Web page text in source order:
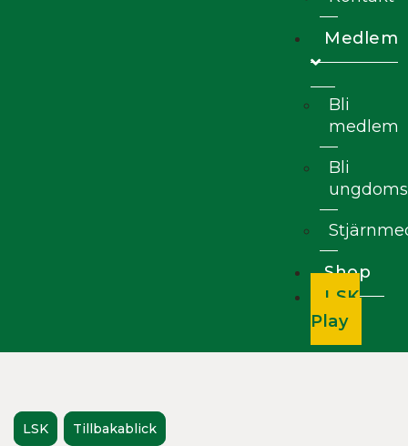
Medlem
Bli
medlem
Bli
Shop
LSK
Play
LSK Tillbakablick